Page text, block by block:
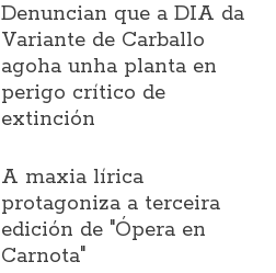
Denuncian que a DIA da
Variante de Carballo
agoha unha planta en
perigo crítico de
extinción
A maxia lírica
protagoniza a terceira
edición de "Ópera en
Carnota"